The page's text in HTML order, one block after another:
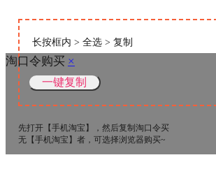
浏览器购买
淘口令购买 ×
长按框内 > 全选 > 复制
先打开【手机淘宝】，然后复制淘口令买
无【手机淘宝】者，可选择浏览器购买~